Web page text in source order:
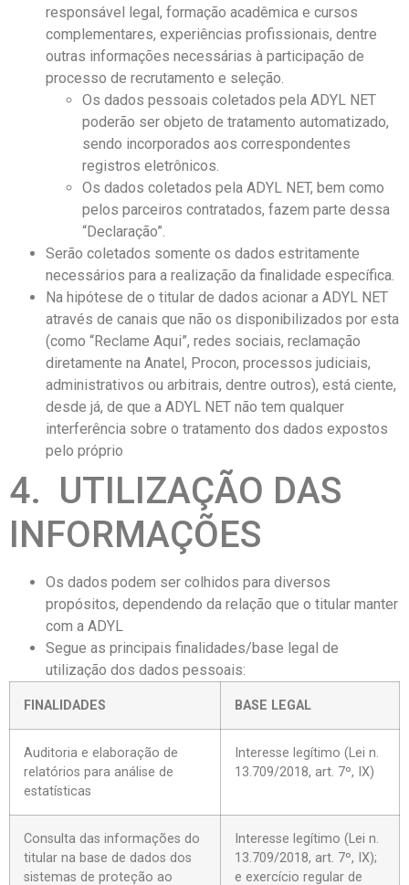
responsável legal, formação acadêmica e cursos
complementares, experiências profissionais, dentre
outras informações necessárias à participação de
processo de recrutamento e seleção.
Os dados pessoais coletados pela ADYL NET
poderão ser objeto de tratamento automatizado,
sendo incorporados aos correspondentes
registros eletrônicos.
Os dados coletados pela ADYL NET, bem como
pelos parceiros contratados, fazem parte dessa
“Declaração”.
Serão coletados somente os dados estritamente
necessários para a realização da finalidade específica.
Na hipótese de o titular de dados acionar a ADYL NET
através de canais que não os disponibilizados por esta
(como “Reclame Aqui”, redes sociais, reclamação
diretamente na Anatel, Procon, processos judiciais,
administrativos ou arbitrais, dentre outros), está ciente,
desde já, de que a ADYL NET não tem qualquer
interferência sobre o tratamento dos dados expostos
pelo próprio
4. UTILIZAÇÃO DAS
INFORMAÇÕES
Os dados podem ser colhidos para diversos
propósitos, dependendo da relação que o titular manter
com a ADYL
Segue as principais finalidades/base legal de
utilização dos dados pessoais:
FINALIDADES BASE LEGAL
Auditoria e elaboração de
relatórios para análise de
estatísticas
Interesse legítimo (Lei n.
13.709/2018, art. 7º, IX)
Consulta das informações do
titular na base de dados dos
sistemas de proteção ao
Interesse legítimo (Lei n.
13.709/2018, art. 7º, IX);
e exercício regular de